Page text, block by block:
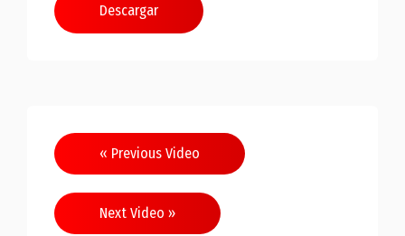
Descargar
Navegación
de
entradas
« Previous Video
Next Video »